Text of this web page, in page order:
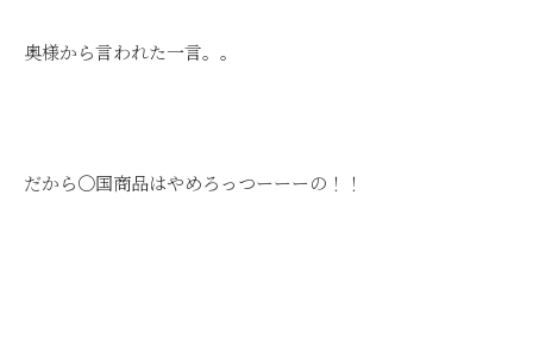
奥様から言われた一言。。
だから〇国商品はやめろっつーーーの！！